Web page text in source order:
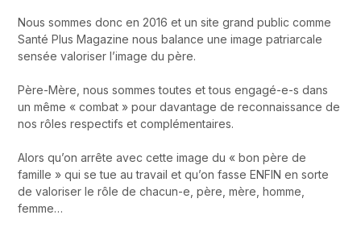
Nous sommes donc en 2016 et un site grand public comme
Santé Plus Magazine nous balance une image patriarcale
sensée valoriser l’image du père.
Père-Mère, nous sommes toutes et tous engagé-e-s dans
un même « combat » pour davantage de reconnaissance de
nos rôles respectifs et complémentaires.
Alors qu’on arrête avec cette image du « bon père de
famille » qui se tue au travail et qu’on fasse ENFIN en sorte
de valoriser le rôle de chacun-e, père, mère, homme,
femme…